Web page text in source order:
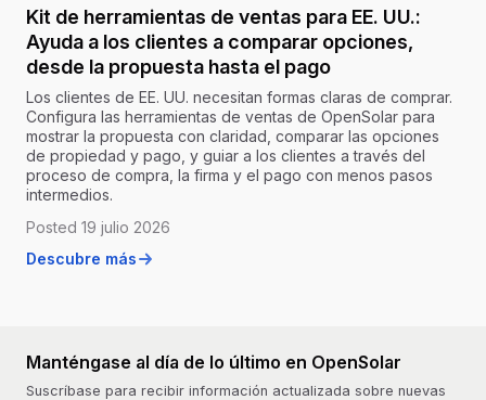
Kit de herramientas de ventas para EE. UU.:
Ayuda a los clientes a comparar opciones,
desde la propuesta hasta el pago
Los clientes de EE. UU. necesitan formas claras de comprar.
Configura las herramientas de ventas de OpenSolar para
mostrar la propuesta con claridad, comparar las opciones
de propiedad y pago, y guiar a los clientes a través del
proceso de compra, la firma y el pago con menos pasos
intermedios.
Posted 19 julio 2026
Descubre más
Manténgase al día de lo último en OpenSolar
Suscríbase para recibir información actualizada sobre nuevas